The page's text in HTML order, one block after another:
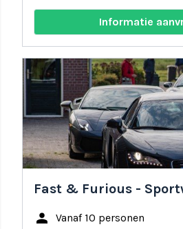
Informatie
Fast & Furious -
person Vanaf 10 personen